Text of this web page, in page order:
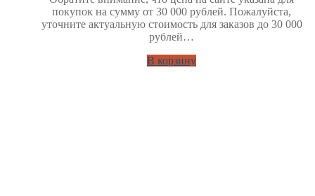
покупок на сумму от 30 000 рублей. Пожалуйста,
уточните актуальную стоимость для заказов до 30 000
рублей…
В корзину